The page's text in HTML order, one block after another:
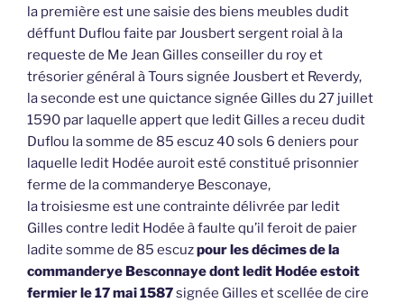
la première est une saisie des biens meubles dudit
déffunt Duflou faite par Jousbert sergent roial à la
requeste de Me Jean Gilles conseiller du roy et
trésorier général à Tours signée Jousbert et Reverdy,
la seconde est une quictance signée Gilles du 27 juillet
1590 par laquelle appert que ledit Gilles a receu dudit
Duflou la somme de 85 escuz 40 sols 6 deniers pour
laquelle ledit Hodée auroit esté constitué prisonnier
ferme de la commanderye Besconaye,
la troisiesme est une contrainte délivrée par ledit
Gilles contre ledit Hodée à faulte qu’il feroit de paier
ladite somme de 85 escuzpour les décimes de la
commanderye Besconnaye dont ledit Hodée estoit
fermier le 17 mai 1587signée Gilles et scellée de cire